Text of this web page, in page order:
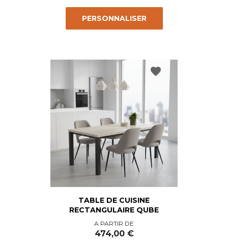
PERSONNALISER
TABLE DE CUISINE
RECTANGULAIRE QUBE
Prix
A PARTIR DE
474,00 €
favorite